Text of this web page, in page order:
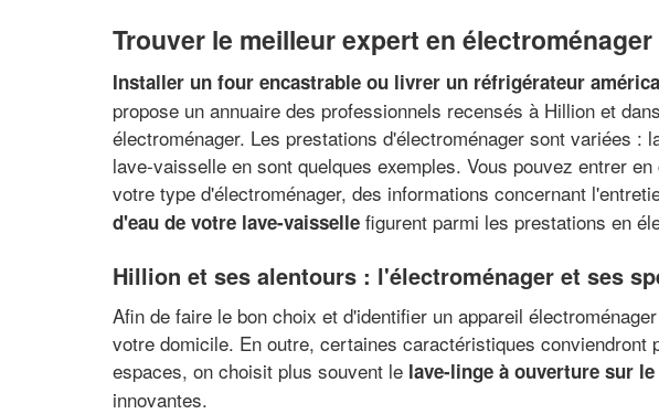
Trouver le meilleur expert en
Installer un four encastrable ou livrer un réfrigérateur
propose un annuaire des professionnels recensés à Hillion et
électroménager. Les prestations d'électroménager sont variées
lave-vaisselle en sont quelques exemples. Vous pouvez entrer
votre type d'électroménager, des informations concernant
d'eau de votre lave-vaisselle figurent parmi les prestations en
Hillion et ses alentours : l'électroménager et ses
Afin de faire le bon choix et d'identifier un appareil
votre domicile. En outre, certaines caractéristiques
espaces, on choisit plus souvent le lave-linge à ouverture sur
innovantes.